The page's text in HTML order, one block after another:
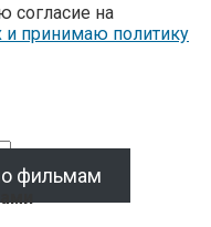
согласие на
и принимаю политику
фильмам